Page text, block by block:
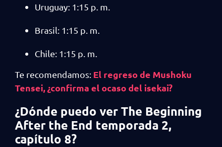
Uruguay: 1:15 p. m.
Brasil: 1:15 p. m.
Chile: 1:15 p. m.
Te recomendamos: El regreso de Mushoku
Tensei, ¿confirma el ocaso del isekai?
¿Dónde puedo ver The Beginning
After the End temporada 2,
capítulo 8?